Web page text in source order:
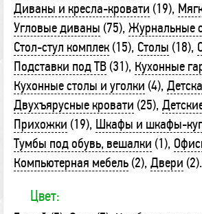
Диваны и кресла-кровати (19)
Угловые диваны (75) Журнальные
Стол-стул комплек(15) Столы (18)
Подставки под ТВ(31) Кухонные
Кухонные столы и уголки (4)
Двухъярусные кровати (25)
Прихожки (19) Шкафы и шкафы-
Тумбы под обувь, вешалки (1)
Компьютерная мебель(2) Двери (2)
Цвет: